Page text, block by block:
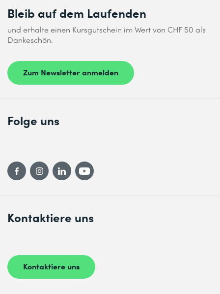
Bleib auf dem Laufenden
und erhalte einen Kursgutschein im Wert von CHF 50 als
Dankeschön.
Zum Newsletter anmelden
Kontaktiere uns
Kontaktiere uns
Folge uns